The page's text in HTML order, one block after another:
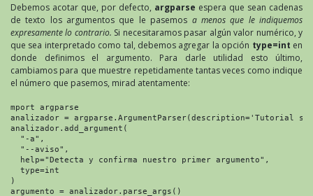
Debemos acotar que, por defecto, argparse espera que sean cadenas
de texto los argumentos que le pasemos a menos que le indiquemos
expresamente lo contrario. Si necesitaramos pasar algún valor numérico, y
que sea interpretado como tal, debemos agregar la opción type=int en
donde definimos el argumento. Para darle utilidad esto último,
cambiamos para que muestre repetidamente tantas veces como indique
el número que pasemos, mirad atentamente:
mport argparse
analizador = argparse.ArgumentParser(description='Tutorial
analizador.add_argument(
"-a",
"--aviso",
help="Detecta y confirma nuestro primer argumento",
type=int
)
argumento = analizador.parse_args()